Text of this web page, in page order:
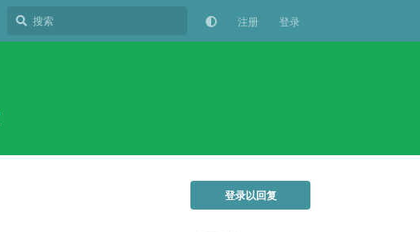
注册 登录
登录以回复